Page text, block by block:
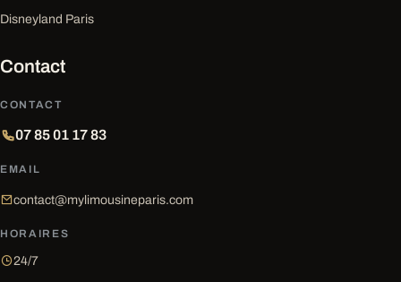
Disneyland Paris
Contact
CONTACT
07 85 01 17 83
EMAIL
contact@mylimousineparis.com
HORAIRES
24/7